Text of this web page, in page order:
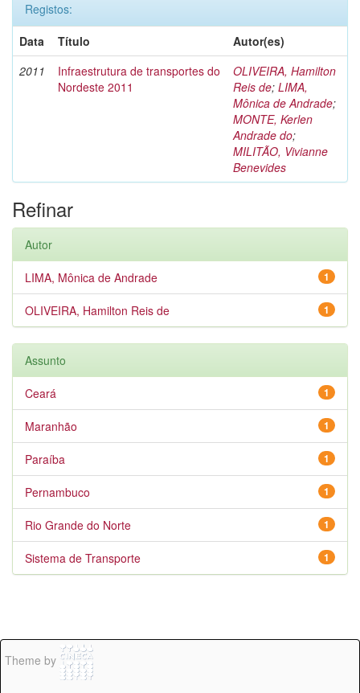
Registos:
Data
Título
Autor(es)
2011
Infraestrutura de transportes do
Nordeste 2011
OLIVEIRA, Hamilton
Reis de; LIMA,
Mônica de Andrade;
MONTE, Kerlen
Andrade do;
MILITÃO, Vivianne
Benevides
Refinar
Autor
1
LIMA, Mônica de Andrade
1
OLIVEIRA, Hamilton Reis de
Assunto
1
Ceará
1
Maranhão
1
Paraíba
1
Pernambuco
1
Rio Grande do Norte
1
Sistema de Transporte
Theme by